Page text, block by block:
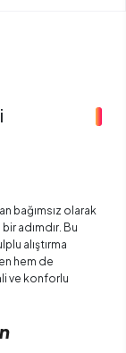
bağımsız olarak
adımdır. Bu
alıştırma
hem de
ve konforlu
kullanılmaya
el-göz